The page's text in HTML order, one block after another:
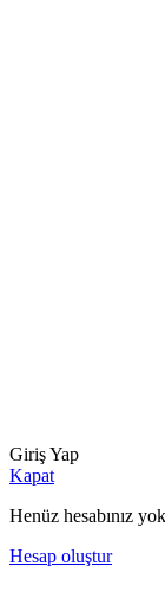
Giriş Yap
Kapat
Henüz hesabınız
Hesap oluştur